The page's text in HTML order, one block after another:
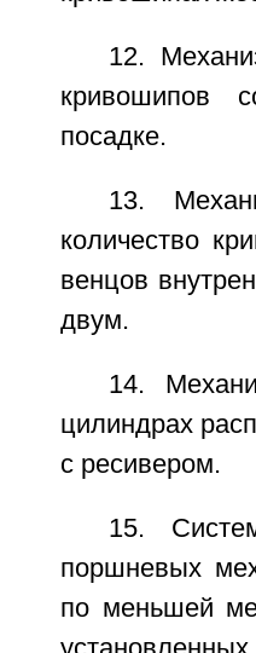
12.
кривошипов
посадке.
13.
количество
венцов
двум.
14.
цилиндрах
с ресивером.
15.
поршневых
по меньшей